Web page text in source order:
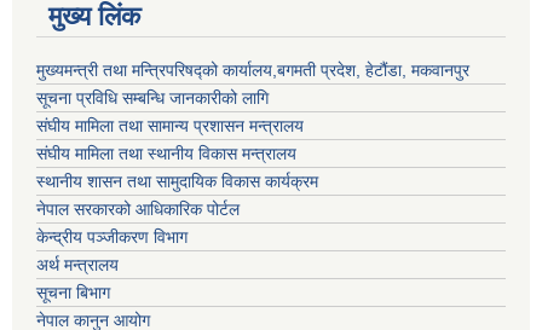
मुख्य लिंक
मुख्यमन्त्री तथा मन्त्रिपरिषद्को कार्यालय,बगमती प्रदेश, हेटौंडा, मकवानपुर
सूचना प्रविधि सम्बन्धि जानकारीको लागि
संघीय मामिला तथा सामान्य प्रशासन मन्त्रालय
संघीय मामिला तथा स्थानीय विकास मन्त्रालय
स्थानीय शासन तथा सामुदायिक विकास कार्यक्रम
नेपाल सरकारको आधिकारिक पोर्टल
केन्द्रीय पञ्जीकरण विभाग
अर्थ मन्त्रालय
सूचना बिभाग
नेपाल कानुन आयोग